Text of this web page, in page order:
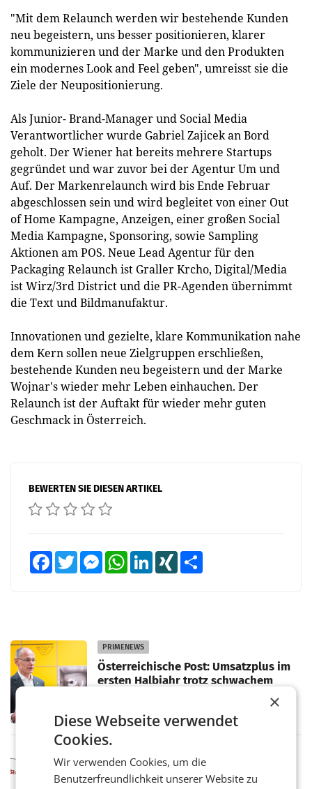
"Mit dem Relaunch werden wir bestehende Kunden
neu begeistern, uns besser positionieren, klarer
kommunizieren und der Marke und den Produkten
ein modernes Look and Feel geben", umreisst sie die
Ziele der Neupositionierung.
Als Junior- Brand-Manager und Social Media
Verantwortlicher wurde Gabriel Zajicek an Bord
geholt. Der Wiener hat bereits mehrere Startups
gegründet und war zuvor bei der Agentur Um und
Auf. Der Markenrelaunch wird bis Ende Februar
abgeschlossen sein und wird begleitet von einer Out
of Home Kampagne, Anzeigen, einer großen Social
Media Kampagne, Sponsoring, sowie Sampling
Aktionen am POS. Neue Lead Agentur für den
Packaging Relaunch ist Graller Krcho, Digital/Media
ist Wirz/3rd District und die PR-Agenden übernimmt
die Text und Bildmanufaktur.
Innovationen und gezielte, klare Kommunikation nahe
dem Kern sollen neue Zielgruppen erschließen,
bestehende Kunden neu begeistern und der Marke
Wojnar's wieder mehr Leben einhauchen. Der
Relaunch ist der Auftakt für wieder mehr guten
Geschmack in Österreich.
BEWERTEN SIE DIESEN ARTIKEL
FacebookTwitter MessengerWhatsAppLinkedInXING
PRIMENEWS
Österreichische Post: Umsatzplus im
ersten Halbjahr trotz schwachem
WIEN Die Österreichische Post AG hat im
ersten Halbjahr 2026 einen Konzernumsatz
von 1.544,0 Mio. EUR erwirtschaftet, was
einem Plus von 3,8 Prozent gegenüber dem
Vergleichszeitraum
ProSiebenSat.1 spart und macht
überraschend viel Gewinn
×
Diese Webseite verwendet
Cookies.
Wir verwenden Cookies, um die
Benutzerfreundlichkeit unserer Website zu